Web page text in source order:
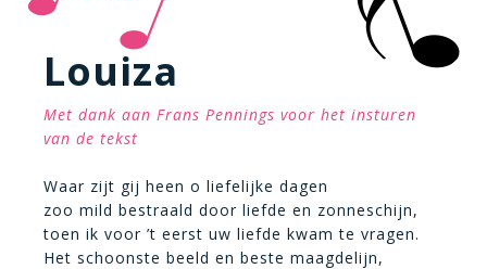
Louiza
Met dank aan Frans Pennings voor het insturen
van de tekst
Waar zijt gij heen o liefelijke dagen
zoo mild bestraald door liefde en zonneschijn,
toen ik voor ’t eerst uw liefde kwam te vragen.
Het schoonste beeld en beste maagdelijn,